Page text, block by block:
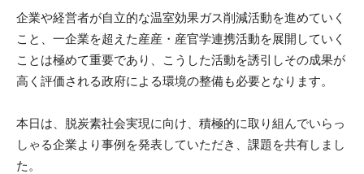
企業や経営者が自立的な温室効果ガス削減活動を進めていく
こと、一企業を超えた産産・産官学連携活動を展開していく
ことは極めて重要であり、こうした活動を誘引しその成果が
高く評価される政府による環境の整備も必要となります。
本日は、脱炭素社会実現に向け、積極的に取り組んでいらっ
しゃる企業より事例を発表していただき、課題を共有しまし
た。